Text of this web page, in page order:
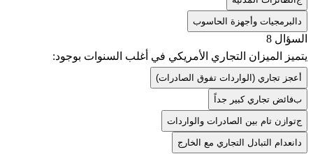
د البرمجيات وأجهزة الحاسوب
السؤال 8
يتميز الميزان التجاري الأمريكي في أغلب السنوات بوجود:
أعجز تجاري (الواردات تفوق الصادرات)
بفائض تجاري كبير جداً
جتوازن تام بين الصادرات والواردات
د انعدام التبادل التجاري مع الخارج